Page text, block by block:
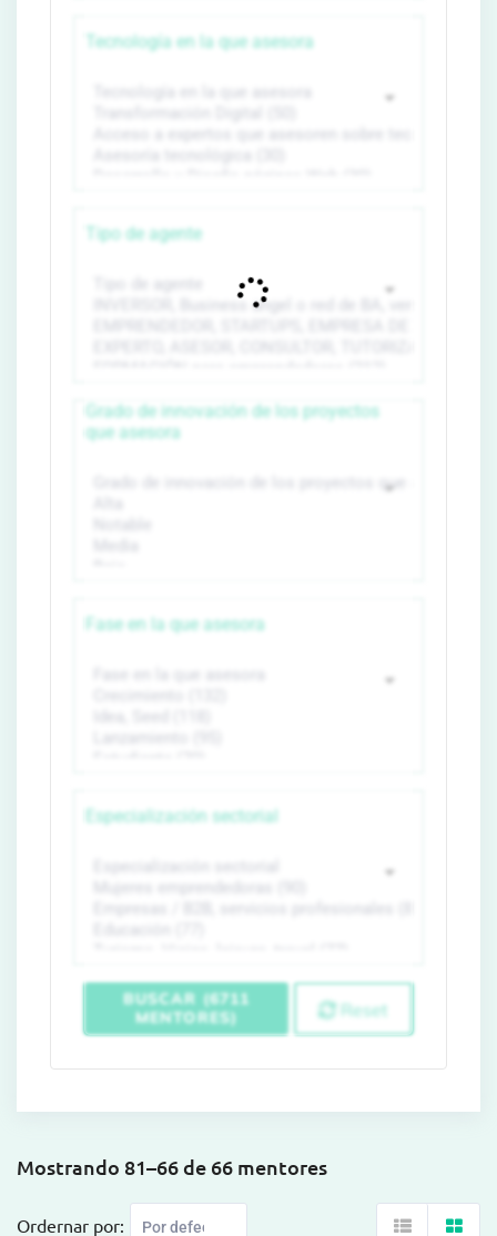
Tecnología en la que asesora
Tipo de agente
Grado de innovación de los proyectos
que asesora
Fase en la que asesora
Especialización sectorial
BUSCAR (6711
MENTORES)
Reset
Mostrando 81–66 de 66 mentores
Ordernar por: